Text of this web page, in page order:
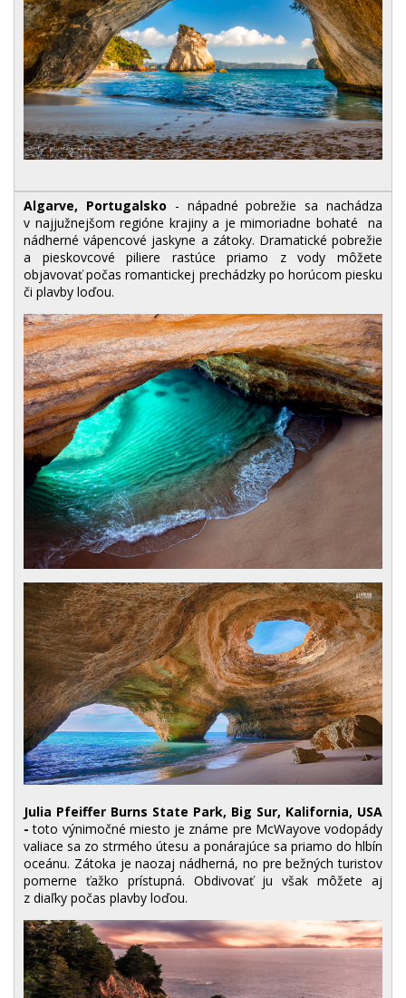
Algarve, Portugalsko - nápadné pobrežie sa nachádza
v najjužnejšom regióne krajiny a je mimoriadne bohaté na
nádherné vápencové jaskyne a zátoky. Dramatické pobrežie
a pieskovcové piliere rastúce priamo z vody môžete
objavovať počas romantickej prechádzky po horúcom piesku
či plavby loďou.
Julia Pfeiffer Burns State Park, Big Sur, Kalifornia, USA
-toto výnimočné miesto je známe pre McWayove vodopády
valiace sa zo strmého útesu a ponárajúce sa priamo do hlbín
oceánu. Zátoka je naozaj nádherná, no pre bežných turistov
pomerne ťažko prístupná. Obdivovať ju však môžete aj
z diaľky počas plavby loďou.